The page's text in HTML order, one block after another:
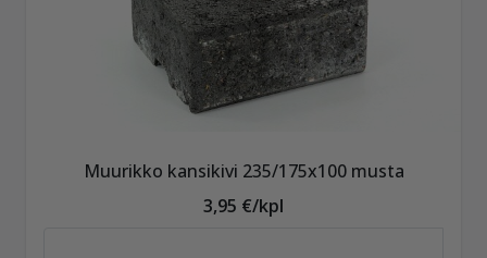
Muurikko kansikivi 235/175x100 musta
3,95 €/kpl